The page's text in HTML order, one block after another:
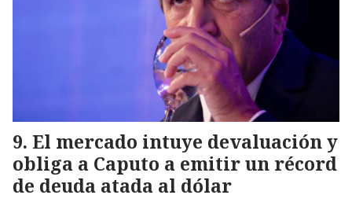
El mercado intuye devaluación y
obliga a Caputo a emitir un récord
de deuda atada al dólar